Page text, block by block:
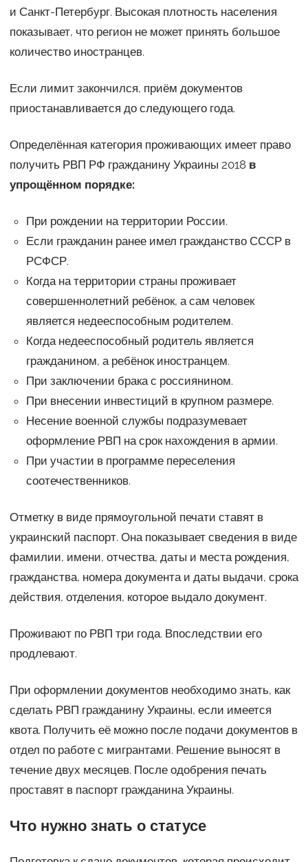
и Санкт-Петербург. Высокая плотность населения
показывает, что регион не может принять большое
количество иностранцев.
Если лимит закончился, приём документов
приостанавливается до следующего года.
Определённая категория проживающих имеет право
получить РВП РФ гражданину Украины 2018 в
упрощённом порядке:
При рождении на территории России.
Если гражданин ранее имел гражданство СССР в
РСФСР.
Когда на территории страны проживает
совершеннолетний ребёнок, а сам человек
является недееспособным родителем.
Когда недееспособный родитель является
гражданином, а ребёнок иностранцем.
При заключении брака с россиянином.
При внесении инвестиций в крупном размере.
Несение военной службы подразумевает
оформление РВП на срок нахождения в армии.
При участии в программе переселения
соотечественников.
Отметку в виде прямоугольной печати ставят в
украинский паспорт. Она показывает сведения в виде
фамилии, имени, отчества, даты и места рождения,
гражданства, номера документа и даты выдачи, срока
действия, отделения, которое выдало документ.
Проживают по РВП три года. Впоследствии его
продлевают.
При оформлении документов необходимо знать, как
сделать РВП гражданину Украины, если имеется
квота. Получить её можно после подачи документов в
отдел по работе с мигрантами. Решение выносят в
течение двух месяцев. После одобрения печать
проставят в паспорт гражданина Украины.
Что нужно знать о статусе